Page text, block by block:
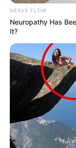
NERVE FLOW
Neuropathy Has
It?